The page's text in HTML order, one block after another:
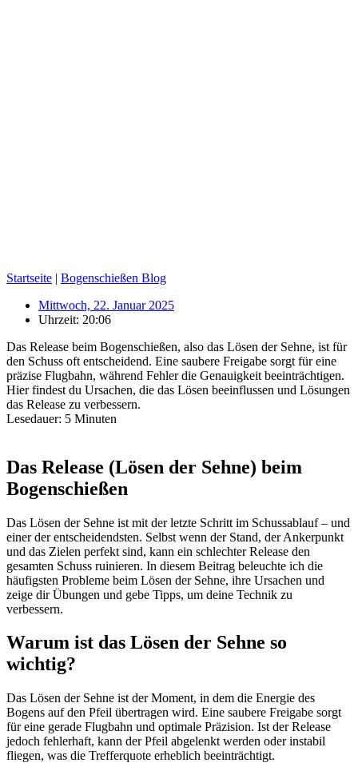
Startseite | Bogenschießen Blog
Mittwoch, 22. Januar 2025
Uhrzeit: 20:06
Das Release beim Bogenschießen, also das Lösen der Sehne, ist für
den Schuss oft entscheidend. Eine saubere Freigabe sorgt für eine
präzise Flugbahn, während Fehler die Genauigkeit beeinträchtigen.
Hier findest du Ursachen, die das Lösen beeinflussen und Lösungen
das Release zu verbessern.
Lesedauer: 5 Minuten
Das Release (Lösen der Sehne) beim
Bogenschießen
Das Lösen der Sehne ist mit der letzte Schritt im Schussablauf – und
einer der entscheidendsten. Selbst wenn der Stand, der Ankerpunkt
und das Zielen perfekt sind, kann ein schlechter Release den
gesamten Schuss ruinieren. In diesem Beitrag beleuchte ich die
häufigsten Probleme beim Lösen der Sehne, ihre Ursachen und
zeige dir Übungen und gebe Tipps, um deine Technik zu
verbessern.
Warum ist das Lösen der Sehne so
wichtig?
Das Lösen der Sehne ist der Moment, in dem die Energie des
Bogens auf den Pfeil übertragen wird. Eine saubere Freigabe sorgt
für eine gerade Flugbahn und optimale Präzision. Ist der Release
jedoch fehlerhaft, kann der Pfeil abgelenkt werden oder instabil
fliegen, was die Trefferquote erheblich beeinträchtigt.